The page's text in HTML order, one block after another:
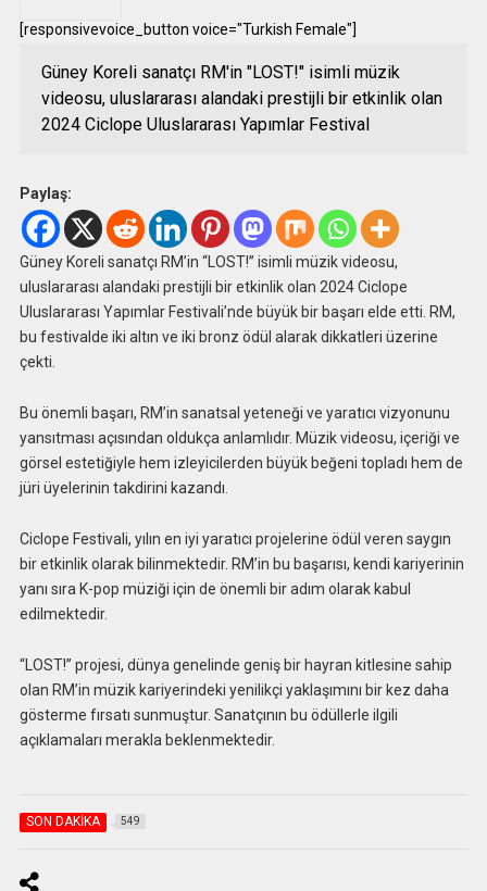
[responsivevoice_button voice="Turkish Female"]
Güney Koreli sanatçı RM'in "LOST!" isimli müzik
videosu, uluslararası alandaki prestijli bir etkinlik olan
2024 Ciclope Uluslararası Yapımlar Festival
Paylaş:
Güney Koreli sanatçı RM’in “LOST!” isimli müzik videosu,
uluslararası alandaki prestijli bir etkinlik olan 2024 Ciclope
Uluslararası Yapımlar Festivali’nde büyük bir başarı elde etti. RM,
bu festivalde iki altın ve iki bronz ödül alarak dikkatleri üzerine
çekti.
Bu önemli başarı, RM’in sanatsal yeteneği ve yaratıcı vizyonunu
yansıtması açısından oldukça anlamlıdır. Müzik videosu, içeriği ve
görsel estetiğiyle hem izleyicilerden büyük beğeni topladı hem de
jüri üyelerinin takdirini kazandı.
Ciclope Festivali, yılın en iyi yaratıcı projelerine ödül veren saygın
bir etkinlik olarak bilinmektedir. RM’in bu başarısı, kendi kariyerinin
yanı sıra K-pop müziği için de önemli bir adım olarak kabul
edilmektedir.
“LOST!” projesi, dünya genelinde geniş bir hayran kitlesine sahip
olan RM’in müzik kariyerindeki yenilikçi yaklaşımını bir kez daha
gösterme fırsatı sunmuştur. Sanatçının bu ödüllerle ilgili
açıklamaları merakla beklenmektedir.
SON DAKİKA 549